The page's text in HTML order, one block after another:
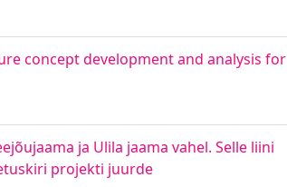
concept development and analysis for
ja Ulila jaama vahel. Selle liini
projekti juurde